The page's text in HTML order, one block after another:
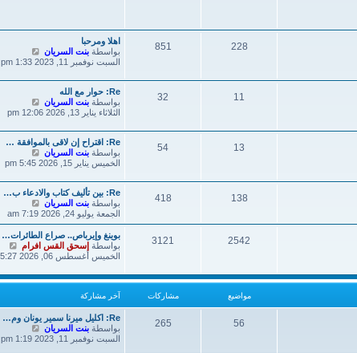
ر
ة
خ
ش
ر
228
851
اهلا ومرحبا
بواسطة بنت السريان
ا
د
ر
ش
ا
ك
السبت نوفمبر 11, 2023 1:33 pm
11
32
Re: حوار مع الله
بواسطة بنت السريان
ا
د
آ
ر
ش
ا
ك
ة
الثلاثاء يناير 13, 2026 12:06 pm
13
54
Re: اقتراح إن لاقى بالموافقة …
بواسطة بنت السريان
ا
د
آ
ر
م
ش
ا
ر
ة
الخميس يناير 15, 2026 5:45 pm
138
418
Re: بين تأليف كتاب والادعاء ب…
بواسطة بنت السريان
ا
ه
د
آ
خ
م
ش
ر
ك
الجمعة يوليو 24, 2026 7:19 am
2542
3121
بوينغ وإيرباص.. صراع الطائرات…
بواسطة إسحق القس افرام
ا
د
آ
ر
م
ا
الخميس أغسطس 06, 2026 5:27 am
مواضيع مشاركات آخر مشاركة
56
265
Re: اكليل ميرنا سمير يونان وم…
بواسطة بنت السريان
ا
السبت نوفمبر 11, 2023 1:19 pm